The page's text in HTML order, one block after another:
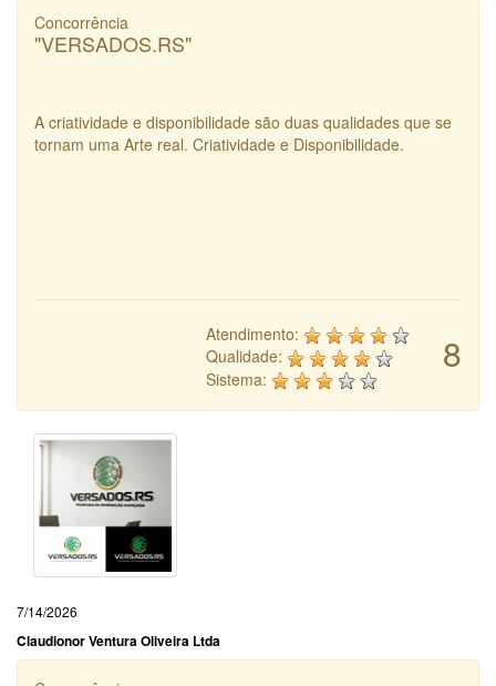
Concorrência
"VERSADOS.RS"
A criatividade e disponibilidade são duas qualidades que se
tornam uma Arte real. Criatividade e Disponibilidade.
8
Atendimento:
Qualidade:
Sistema:
7/14/2026
Claudionor Ventura Oliveira Ltda